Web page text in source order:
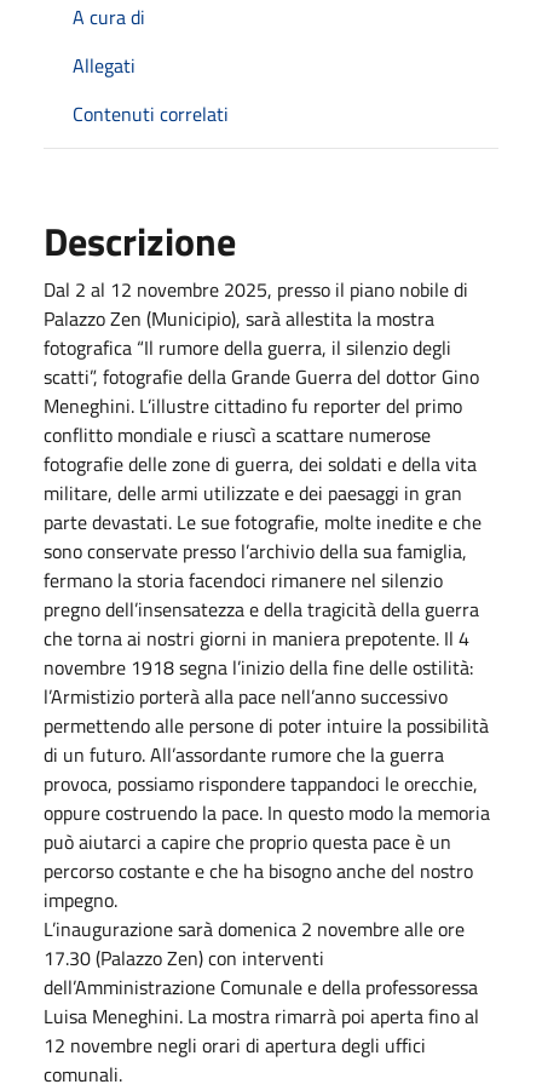
A cura di
Allegati
Contenuti correlati
Descrizione
Dal 2 al 12 novembre 2025, presso il piano nobile di
Palazzo Zen (Municipio), sarà allestita la mostra
fotografica “Il rumore della guerra, il silenzio degli
scatti”, fotografie della Grande Guerra del dottor Gino
Meneghini. L’illustre cittadino fu reporter del primo
conflitto mondiale e riuscì a scattare numerose
fotografie delle zone di guerra, dei soldati e della vita
militare, delle armi utilizzate e dei paesaggi in gran
parte devastati. Le sue fotografie, molte inedite e che
sono conservate presso l’archivio della sua famiglia,
fermano la storia facendoci rimanere nel silenzio
pregno dell’insensatezza e della tragicità della guerra
che torna ai nostri giorni in maniera prepotente. Il 4
novembre 1918 segna l’inizio della fine delle ostilità:
l’Armistizio porterà alla pace nell’anno successivo
permettendo alle persone di poter intuire la possibilità
di un futuro. All’assordante rumore che la guerra
provoca, possiamo rispondere tappandoci le orecchie,
oppure costruendo la pace. In questo modo la memoria
può aiutarci a capire che proprio questa pace è un
percorso costante e che ha bisogno anche del nostro
impegno.
L’inaugurazione sarà domenica 2 novembre alle ore
17.30 (Palazzo Zen) con interventi
dell’Amministrazione Comunale e della professoressa
Luisa Meneghini. La mostra rimarrà poi aperta fino al
12 novembre negli orari di apertura degli uffici
comunali.